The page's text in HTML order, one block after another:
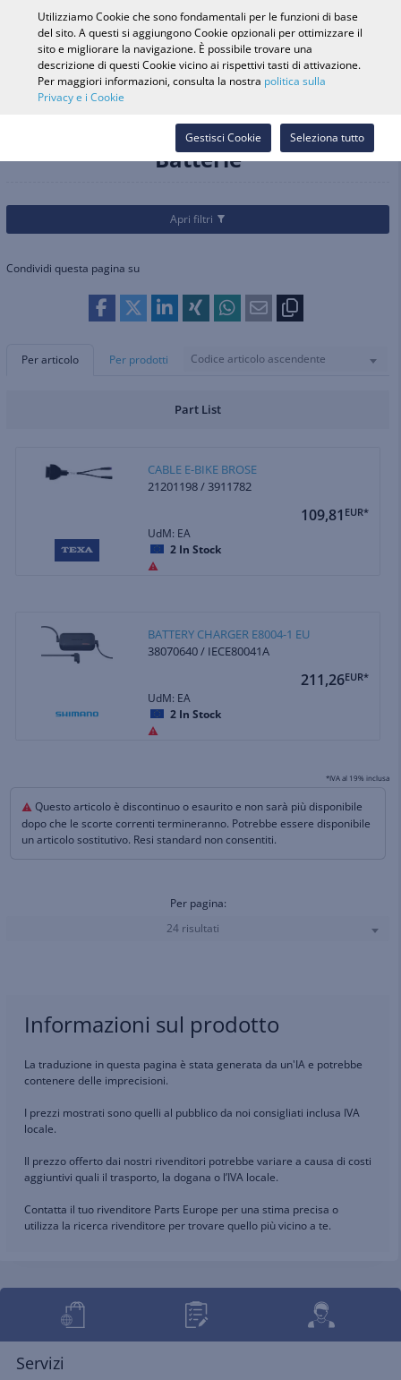
Ricerca veicolo
Cerca nel
Webshop
Accedi
Componenti elettrici e luci Batterie
Batterie
Apri filtri
Condividi questa pagina su
Per articolo Per prodotti Codice articolo ascendente
Part List
CABLE E-BIKE BROSE
21201198 / 3911782
109,81 EUR*
UdM: EA
2 In Stock
BATTERY CHARGER E8004-1 EU
38070640 / IECE80041A
211,26EUR*
UdM: EA
2 In Stock
*IVA al 19% inclusa
Questo articolo è discontinuo o esaurito e non sarà più disponibile
dopo che le scorte correnti termineranno. Potrebbe essere disponibile
un articolo sostitutivo. Resi standard non consentiti.
Per pagina:
24 risultati
Informazioni sul prodotto
La traduzione in questa pagina è stata generata da un'IA e potrebbe
contenere delle imprecisioni.
I prezzi mostrati sono quelli al pubblico da noi consigliati inclusa IVA
locale.
Il prezzo offerto dai nostri rivenditori potrebbe variare a causa di costi
aggiuntivi quali il trasporto, la dogana o l’IVA locale.
Contatta il tuo rivenditore Parts Europe per una stima precisa o
utilizza la ricerca rivenditore per trovare quello più vicino a te.
Servizi
Utilizziamo Cookie che sono fondamentali per le funzioni di base
del sito. A questi si aggiungono Cookie opzionali per ottimizzare il
sito e migliorare la navigazione. È possibile trovare una
descrizione di questi Cookie vicino ai rispettivi tasti di attivazione.
Per maggiori informazioni, consulta la nostra politica sulla
Privacy e i Cookie
Seleziona tutto
Gestisci Cookie